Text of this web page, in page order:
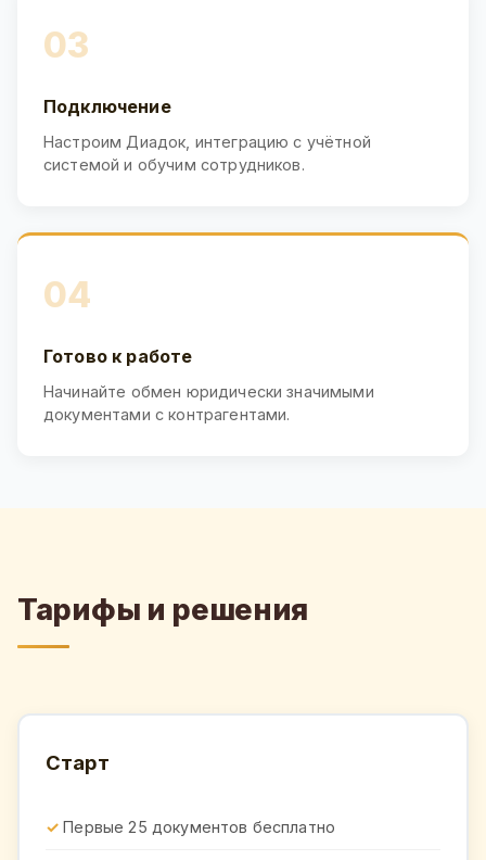
03
Подключение
Настроим Диадок, интеграцию с учётной
системой и обучим сотрудников.
04
Готово к работе
Начинайте обмен юридически значимыми
документами с контрагентами.
Тарифы и решения
Старт
Первые 25 документов бесплатно